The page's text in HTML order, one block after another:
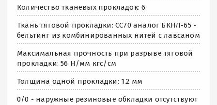
Количество тканевых прокладок: 6
Ткань тяговой прокладки: СС70 аналог БКНЛ-65 -
бельтинг из комбинированных нитей с лавсаном
Максимальная прочность при разрыве тяговой
прокладки: 56 Н/мм кгс/см
Толщина одной прокладки: 1.2 мм
0/0 - наружные резиновые обкладки отсутствуют